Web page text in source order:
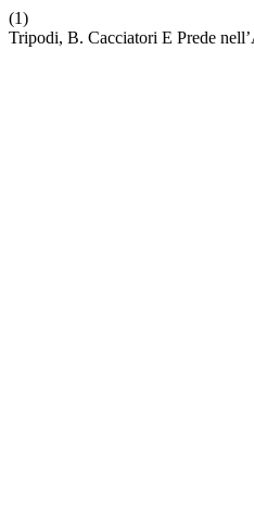
(1)
Tripodi, B. Cacciatori E Prede